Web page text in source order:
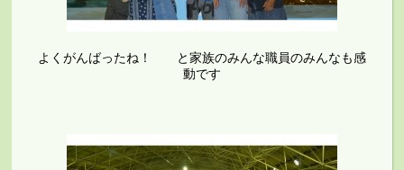
よくがんばったね！ と家族のみんな職員のみんなも感
動です